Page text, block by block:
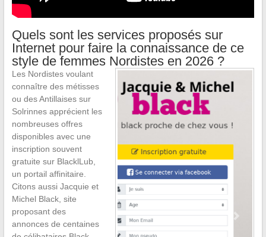
Quels sont les services proposés sur
Internet pour faire la connaissance de ce
style de femmes Nordistes en 2026 ?
Les Nordistes voulant
connaître des métisses
ou des Antillaises sur
Solrinnes apprécient les
nombreuses offres
disponibles avec une
inscription souvent
gratuite sur BlacklLub,
un portail affinitaire.
Citons aussi Jacquie et
Michel Black, site
proposant des
annonces de centaines